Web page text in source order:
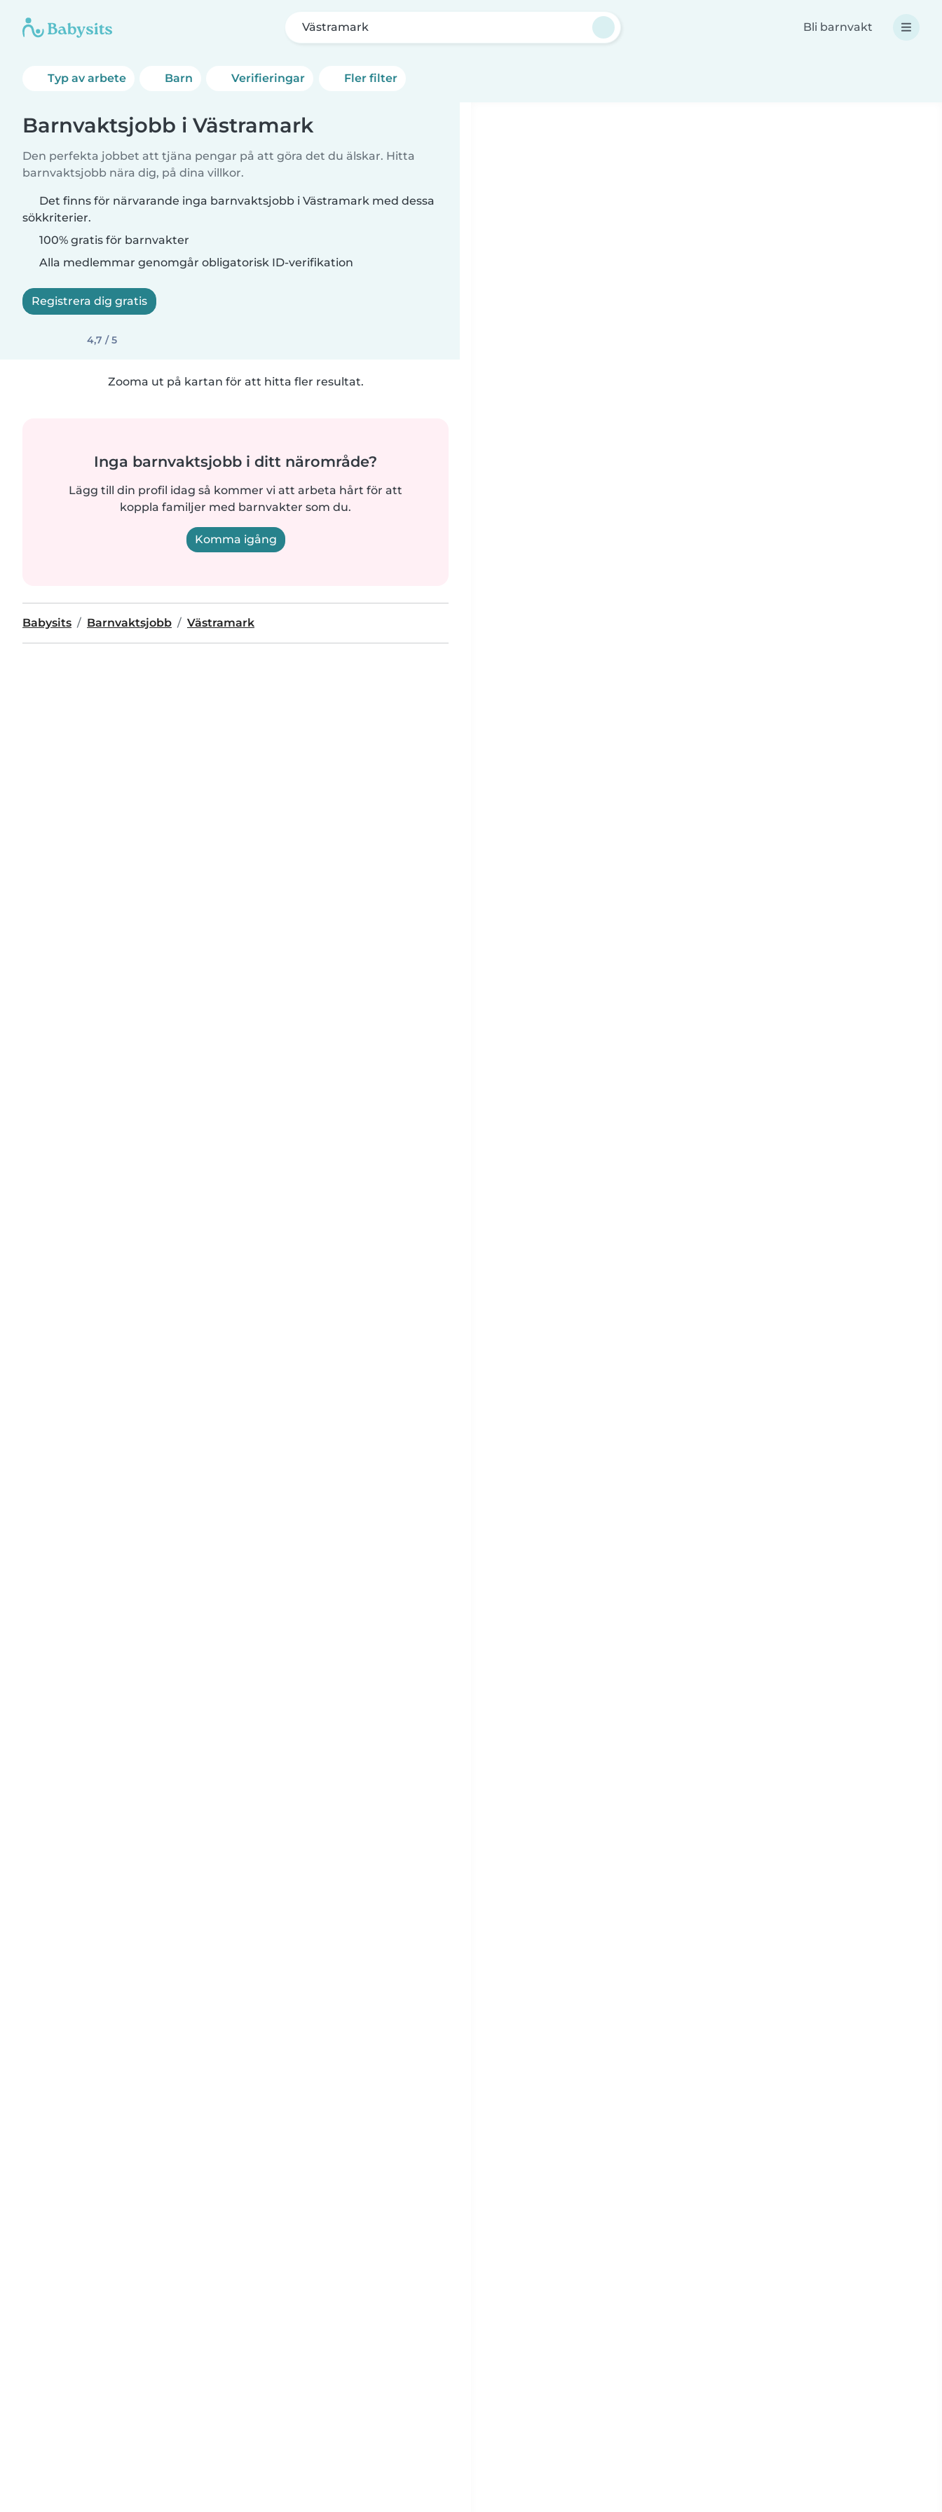
Västramark Bli barnvakt
Typ av arbete Barn Verifieringar Fler filter
Barnvaktsjobb i Västramark
Den perfekta jobbet att tjäna pengar på att göra det du älskar. Hitta
barnvaktsjobb nära dig, på dina villkor.
Det finns för närvarande inga barnvaktsjobb i Västramark med dessa
sökkriterier.
100% gratis för barnvakter
Alla medlemmar genomgår obligatorisk ID-verifikation
Registrera dig gratis
4,7 / 5
Zooma ut på kartan för att hitta fler resultat.
Inga barnvaktsjobb i ditt närområde?
Lägg till din profil idag så kommer vi att arbeta hårt för att
koppla familjer med barnvakter som du.
Komma igång
Babysits Barnvaktsjobb Västramark